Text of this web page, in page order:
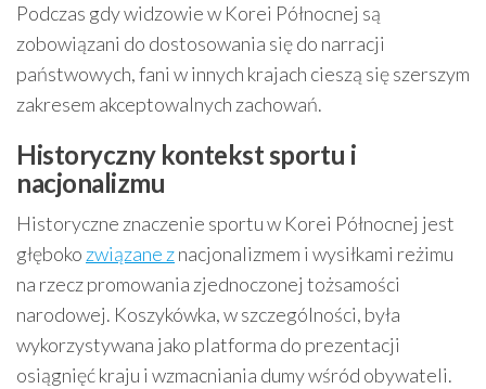
Podczas gdy widzowie w Korei Północnej są
zobowiązani do dostosowania się do narracji
państwowych, fani w innych krajach cieszą się szerszym
zakresem akceptowalnych zachowań.
Historyczny kontekst sportu i
nacjonalizmu
Historyczne znaczenie sportu w Korei Północnej jest
głęboko związane znacjonalizmem i wysiłkami reżimu
na rzecz promowania zjednoczonej tożsamości
narodowej. Koszykówka, w szczególności, była
wykorzystywana jako platforma do prezentacji
osiągnięć kraju i wzmacniania dumy wśród obywateli.